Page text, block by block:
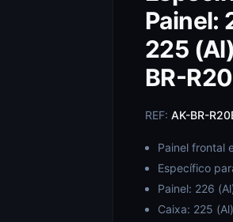
Painel:
225
BR-
REF: AK-BR-
Painel frontal
Específico
Painel: 226
Caixa: 225